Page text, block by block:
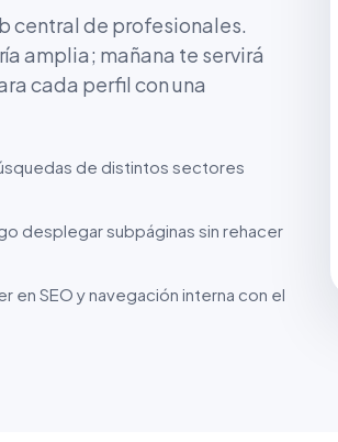
central de profesionales.
amplia; mañana te servirá
cada perfil con una
de distintos sectores
desplegar subpáginas sin rehacer
en SEO y navegación interna con el